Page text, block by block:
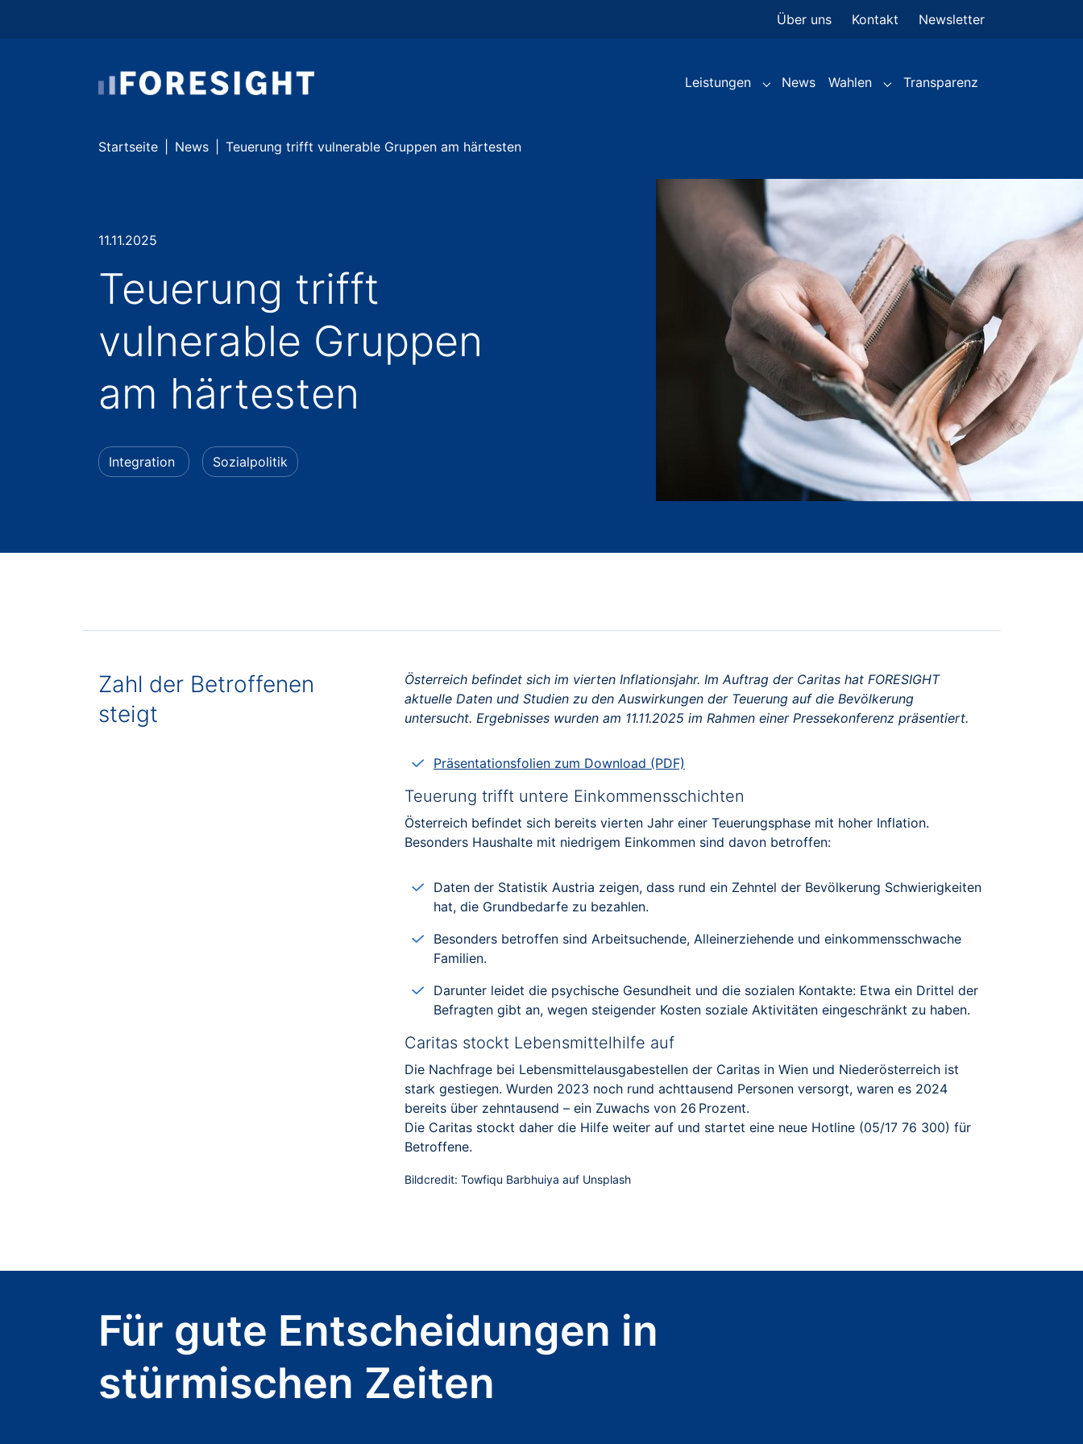
Über uns Kontakt Newsletter
Leistungen Submenu for "Leistungen"
News(current)
Wahlen Submenu for "Wahlen"
Transparenz
You are here:
Startseite News Teuerung trifft vulnerable Gruppen am härtesten
11.11.2025
Teuerung trifft
vulnerable Gruppen
am härtesten
Integration Sozialpolitik
Zahl der Betroffenen
steigt
Österreich befindet sich im vierten Inflationsjahr. Im Auftrag der Caritas hat FORESIGHT
aktuelle Daten und Studien zu den Auswirkungen der Teuerung auf die Bevölkerung
untersucht. Ergebnisses wurden am 11.11.2025 im Rahmen einer Pressekonferenz präsentiert.
Präsentationsfolien zum Download (PDF)
Teuerung trifft untere Einkommensschichten
Österreich befindet sich bereits vierten Jahr einer Teuerungsphase mit hoher Inflation.
Besonders Haushalte mit niedrigem Einkommen sind davon betroffen:
Daten der Statistik Austria zeigen, dass rund ein Zehntel der Bevölkerung Schwierigkeiten
hat, die Grundbedarfe zu bezahlen.
Besonders betroffen sind Arbeitsuchende, Alleinerziehende und einkommensschwache
Familien.
Darunter leidet die psychische Gesundheit und die sozialen Kontakte: Etwa ein Drittel der
Befragten gibt an, wegen steigender Kosten soziale Aktivitäten eingeschränkt zu haben.
Caritas stockt Lebensmittelhilfe auf
Die Nachfrage bei Lebensmittelausgabestellen der Caritas in Wien und Niederösterreich ist
stark gestiegen. Wurden 2023 noch rund achttausend Personen versorgt, waren es 2024
bereits über zehntausend – ein Zuwachs von 26 Prozent.
Die Caritas stockt daher die Hilfe weiter auf und startet eine neue Hotline (05/17 76 300) für
Betroffene.
Bildcredit: Towfiqu Barbhuiya auf Unsplash
Für gute Entscheidungen in
stürmischen Zeiten